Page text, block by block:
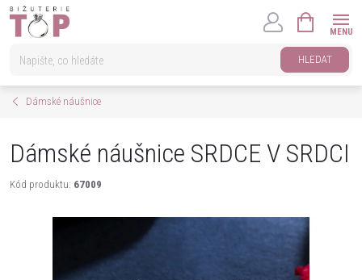
Přejít
HLEDAT
KOŠÍK
Dámské náušnice
Dámské náušnice SRDCE V SRDCI
Kód produktu: 67009